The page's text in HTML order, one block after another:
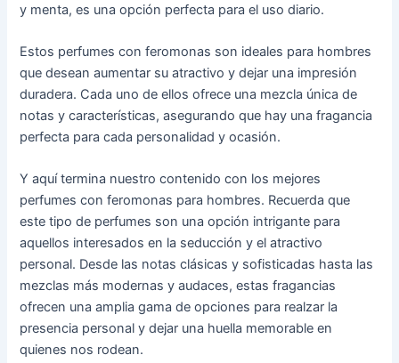
y menta, es una opción perfecta para el uso diario.
Estos perfumes con feromonas son ideales para hombres
que desean aumentar su atractivo y dejar una impresión
duradera. Cada uno de ellos ofrece una mezcla única de
notas y características, asegurando que hay una fragancia
perfecta para cada personalidad y ocasión.
Y aquí termina nuestro contenido con los mejores
perfumes con feromonas para hombres. Recuerda que
este tipo de perfumes son una opción intrigante para
aquellos interesados en la seducción y el atractivo
personal. Desde las notas clásicas y sofisticadas hasta las
mezclas más modernas y audaces, estas fragancias
ofrecen una amplia gama de opciones para realzar la
presencia personal y dejar una huella memorable en
quienes nos rodean.